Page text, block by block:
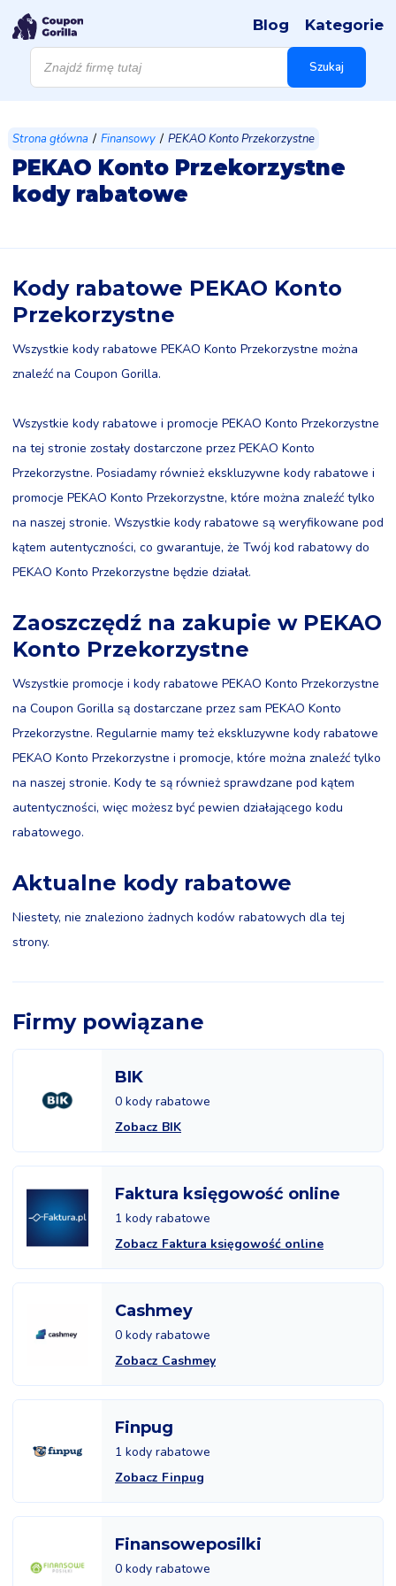
Wyszukiwarka
produktów Szukaj
Blog Kategorie
Strona główna / Finansowy / PEKAO Konto Przekorzystne
PEKAO Konto Przekorzystne
kody rabatowe
Kody rabatowe PEKAO Konto
Przekorzystne
Wszystkie kody rabatowe PEKAO Konto Przekorzystne można
znaleźć na Coupon Gorilla.
Wszystkie kody rabatowe i promocje PEKAO Konto Przekorzystne
na tej stronie zostały dostarczone przez PEKAO Konto
Przekorzystne. Posiadamy również ekskluzywne kody rabatowe i
promocje PEKAO Konto Przekorzystne, które można znaleźć tylko
na naszej stronie. Wszystkie kody rabatowe są weryfikowane pod
kątem autentyczności, co gwarantuje, że Twój kod rabatowy do
PEKAO Konto Przekorzystne będzie działał.
Zaoszczędź na zakupie w PEKAO
Konto Przekorzystne
Wszystkie promocje i kody rabatowe PEKAO Konto Przekorzystne
na Coupon Gorilla są dostarczane przez sam PEKAO Konto
Przekorzystne. Regularnie mamy też ekskluzywne kody rabatowe
PEKAO Konto Przekorzystne i promocje, które można znaleźć tylko
na naszej stronie. Kody te są również sprawdzane pod kątem
autentyczności, więc możesz być pewien działającego kodu
rabatowego.
Aktualne kody rabatowe
Niestety, nie znaleziono żadnych kodów rabatowych dla tej
strony.
Firmy powiązane
BIK
0 kody rabatowe
Zobacz BIK
Faktura księgowość online
1 kody rabatowe
Zobacz Faktura księgowość online
Cashmey
0 kody rabatowe
Zobacz Cashmey
Finpug
1 kody rabatowe
Zobacz Finpug
Finansoweposilki
0 kody rabatowe